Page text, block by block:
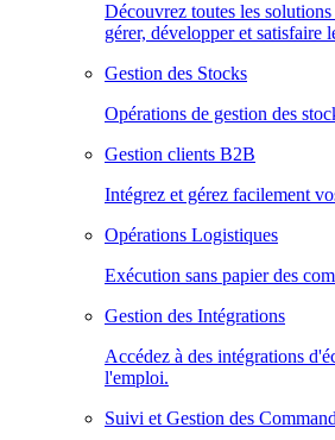
Découvrez toutes les
gérer, développer et satisfaire
Gestion des Stocks
Opérations de gestion des
Gestion clients B2B
Intégrez et gérez facilement
Opérations Logistiques
Exécution sans papier des
Gestion des Intégrations
Accédez à des intégrations
l'emploi.
Suivi et Gestion des